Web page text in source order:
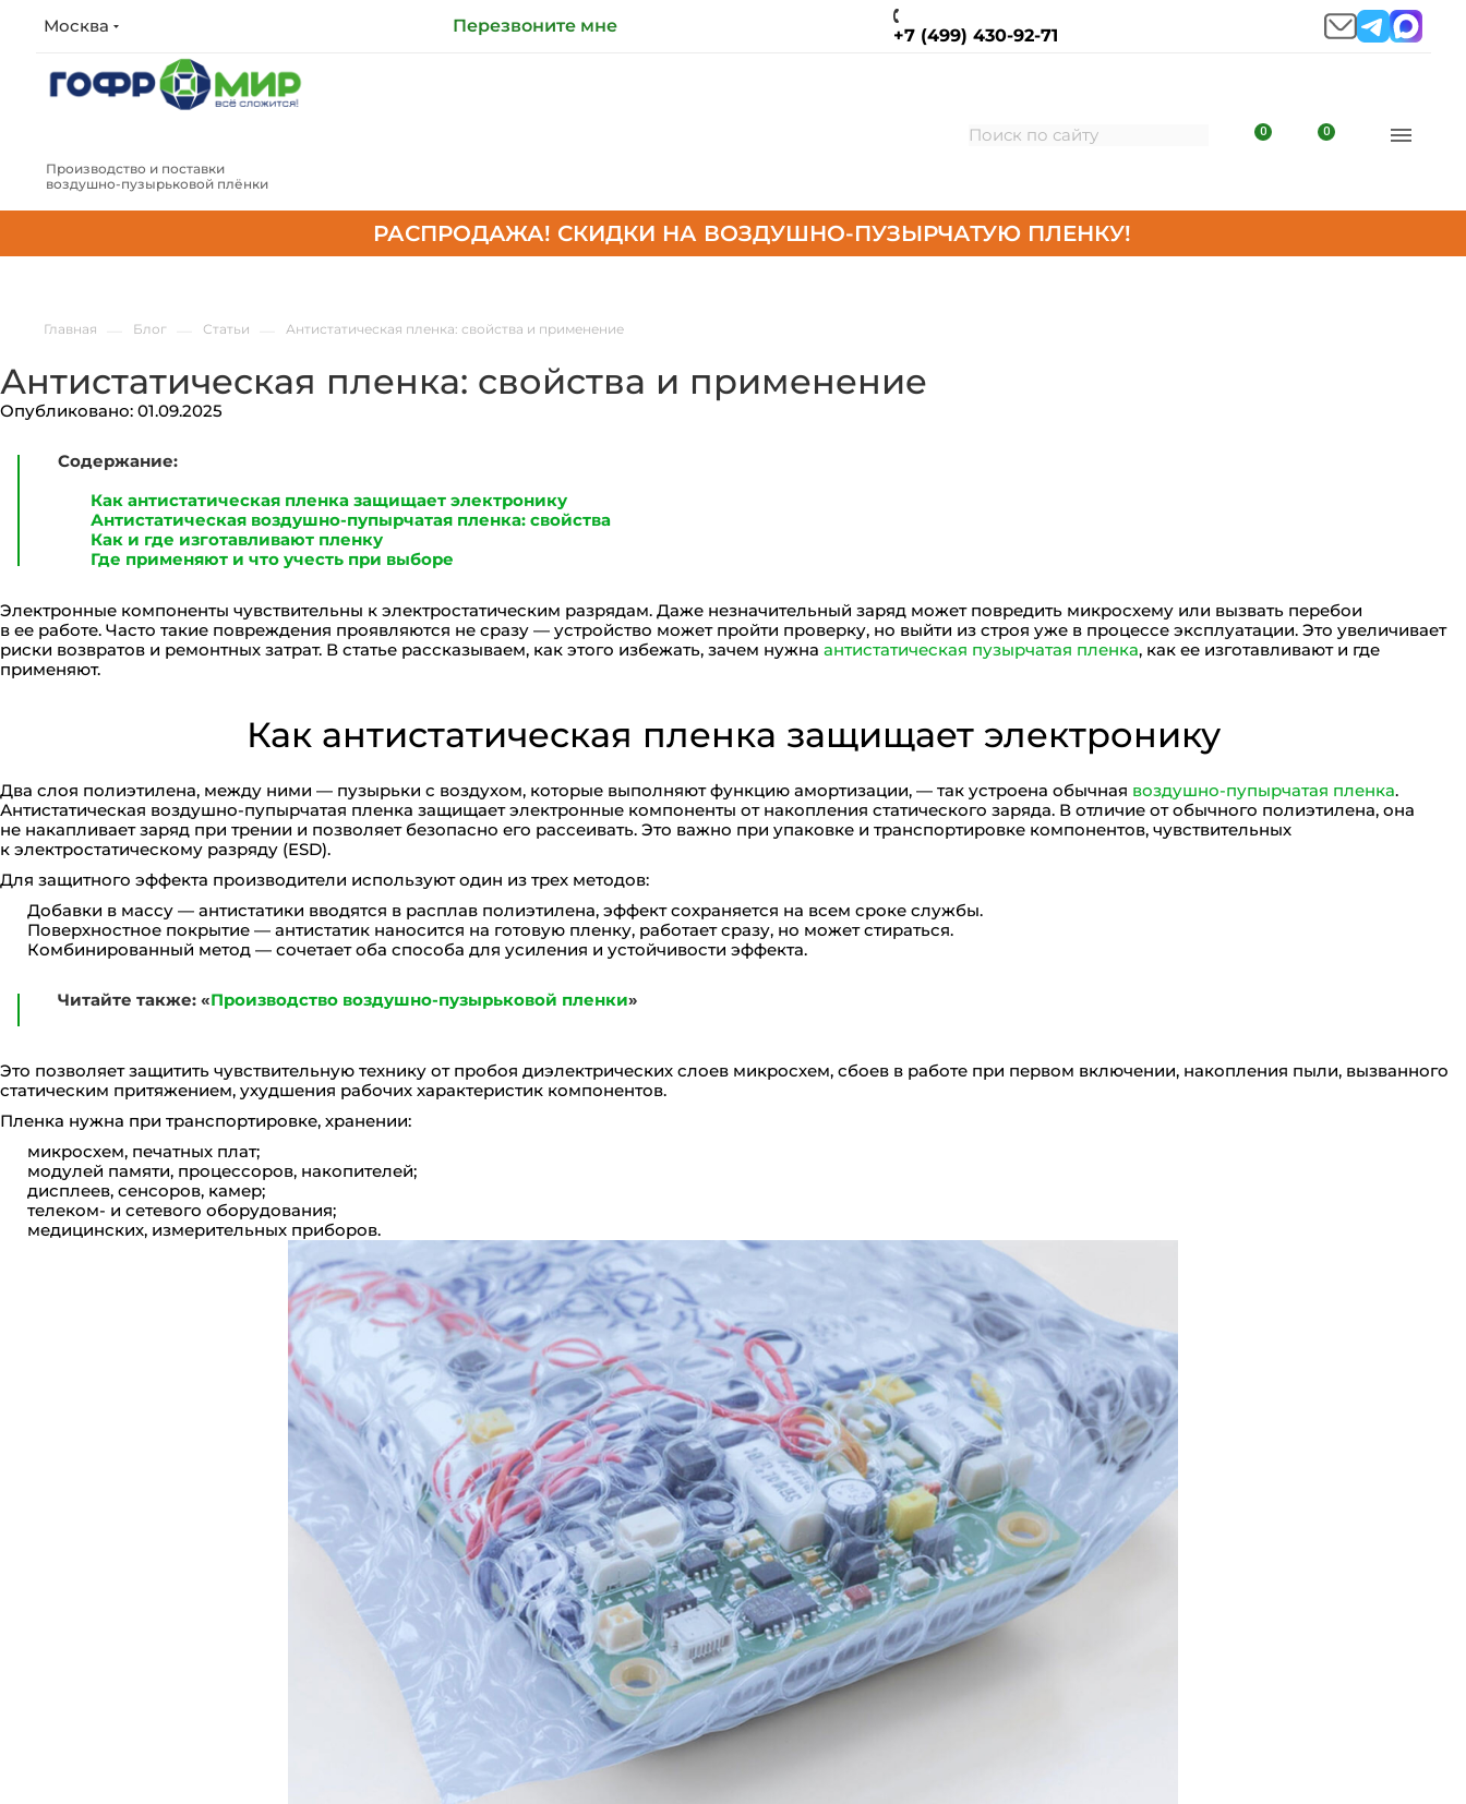
Москва Перезвоните мне +7 (499) 430-92-71
0 0
Производство и поставки
воздушно‑пузырьковой плёнки
РАСПРОДАЖА! СКИДКИ НА ВОЗДУШНО-ПУЗЫРЧАТУЮ ПЛЕНКУ!
Главная Блог Статьи Антистатическая пленка: свойства и применение
Антистатическая пленка: свойства и применение
Опубликовано: 01.09.2025
Содержание:
Как антистатическая пленка защищает электронику
Антистатическая воздушно-пупырчатая пленка: свойства
Как и где изготавливают пленку
Где применяют и что учесть при выборе
Электронные компоненты чувствительны к электростатическим разрядам. Даже незначительный заряд может повредить микросхему или вызвать перебои
в ее работе. Часто такие повреждения проявляются не сразу — устройство может пройти проверку, но выйти из строя уже в процессе эксплуатации. Это увеличивает
риски возвратов и ремонтных затрат. В статье рассказываем, как этого избежать, зачем нужна антистатическая пузырчатая пленка, как ее изготавливают и где
применяют.
Как антистатическая пленка защищает электронику
Два слоя полиэтилена, между ними — пузырьки с воздухом, которые выполняют функцию амортизации, — так устроена обычная воздушно-пупырчатая пленка.
Антистатическая воздушно-пупырчатая пленка защищает электронные компоненты от накопления статического заряда. В отличие от обычного полиэтилена, она
не накапливает заряд при трении и позволяет безопасно его рассеивать. Это важно при упаковке и транспортировке компонентов, чувствительных
к электростатическому разряду (ESD).
Для защитного эффекта производители используют один из трех методов:
Добавки в массу — антистатики вводятся в расплав полиэтилена, эффект сохраняется на всем сроке службы.
Поверхностное покрытие — антистатик наносится на готовую пленку, работает сразу, но может стираться.
Комбинированный метод — сочетает оба способа для усиления и устойчивости эффекта.
Читайте также: «Производство воздушно-пузырьковой пленки»
Это позволяет защитить чувствительную технику от пробоя диэлектрических слоев микросхем, сбоев в работе при первом включении, накопления пыли, вызванного
статическим притяжением, ухудшения рабочих характеристик компонентов.
Пленка нужна при транспортировке, хранении:
микросхем, печатных плат;
модулей памяти, процессоров, накопителей;
дисплеев, сенсоров, камер;
телеком- и сетевого оборудования;
медицинских, измерительных приборов.